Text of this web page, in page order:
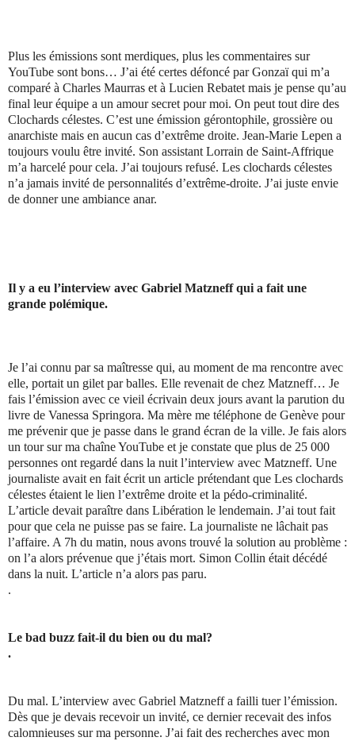
Plus les émissions sont merdiques, plus les commentaires sur
YouTube sont bons… J’ai été certes défoncé par Gonzaï qui m’a
comparé à Charles Maurras et à Lucien Rebatet mais je pense qu’au
final leur équipe a un amour secret pour moi. On peut tout dire des
Clochards célestes. C’est une émission gérontophile, grossière ou
anarchiste mais en aucun cas d’extrême droite. Jean-Marie Lepen a
toujours voulu être invité. Son assistant Lorrain de Saint-Affrique
m’a harcelé pour cela. J’ai toujours refusé. Les clochards célestes
n’a jamais invité de personnalités d’extrême-droite. J’ai juste envie
de donner une ambiance anar.
Il y a eu l’interview avec Gabriel Matzneff qui a fait une
grande polémique.
Je l’ai connu par sa maîtresse qui, au moment de ma rencontre avec
elle, portait un gilet par balles. Elle revenait de chez Matzneff… Je
fais l’émission avec ce vieil écrivain deux jours avant la parution du
livre de Vanessa Springora. Ma mère me téléphone de Genève pour
me prévenir que je passe dans le grand écran de la ville. Je fais alors
un tour sur ma chaîne YouTube et je constate que plus de 25 000
personnes ont regardé dans la nuit l’interview avec Matzneff. Une
journaliste avait en fait écrit un article prétendant que Les clochards
célestes étaient le lien l’extrême droite et la pédo-criminalité.
L’article devait paraître dans Libération le lendemain. J’ai tout fait
pour que cela ne puisse pas se faire. La journaliste ne lâchait pas
l’affaire. A 7h du matin, nous avons trouvé la solution au problème :
on l’a alors prévenue que j’étais mort. Simon Collin était décédé
dans la nuit. L’article n’a alors pas paru.
.
Le bad buzz fait-il du bien ou du mal?
.
Du mal. L’interview avec Gabriel Matzneff a failli tuer l’émission.
Dès que je devais recevoir un invité, ce dernier recevait des infos
calomnieuses sur ma personne. J’ai fait des recherches avec mon